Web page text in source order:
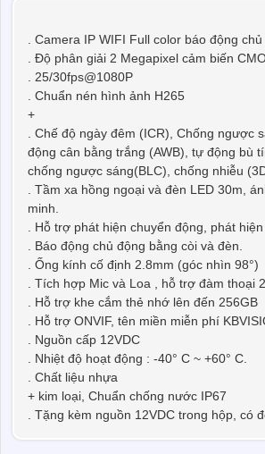
. Camera IP WIFI Full color báo động
. Độ phân giải 2 Megapixel cảm biến
. 25/30fps@1080P
. Chuẩn nén hình ảnh H265
+
. Chế độ ngày đêm (ICR), Chống ngược
động cân bằng trắng (AWB), tự động bù
chống ngược sáng(BLC), chống nhiễu
. Tầm xa hồng ngoại và đèn LED 30m,
minh.
. Hỗ trợ phát hiện chuyển động, phát
. Báo động chủ động bằng còi và đèn.
. Ống kính cố định 2.8mm (góc nhìn 98°)
. Tích hợp Mic và Loa , hỗ trợ đàm thoại
. Hỗ trợ khe cắm thẻ nhớ lên đến 256GB
. Hỗ trợ ONVIF, tên miền miễn phí
. Nguồn cấp 12VDC
. Nhiệt độ hoạt động : -40° C ~ +60° C.
. Chất liệu nhựa
+ kim loại, Chuẩn chống nước IP67
. Tặng kèm nguồn 12VDC trong hộp, có